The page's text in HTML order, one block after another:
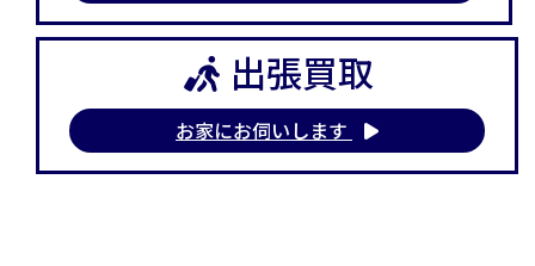
出張買取
お家にお伺いします